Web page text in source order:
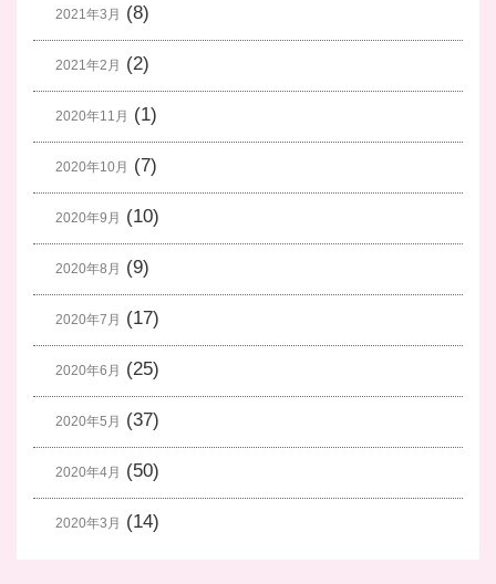
2021年3月 (8)
2021年2月 (2)
2020年11月 (1)
2020年10月 (7)
2020年9月 (10)
2020年8月 (9)
2020年7月 (17)
2020年6月 (25)
2020年5月 (37)
2020年4月 (50)
2020年3月 (14)